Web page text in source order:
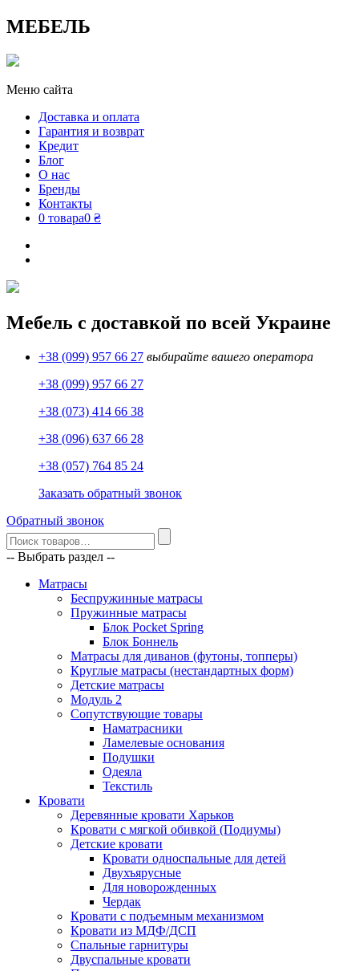
МЕБЕЛЬ
Меню сайта
Доставка и оплата
Гарантия и возврат
Кредит
Блог
О нас
Бренды
Контакты
0 товара0 ₴
Мебель с доставкой по всей Украине
+38 (099) 957 66 27 выбирайте вашего оператора
+38 (099) 957 66 27
+38 (073) 414 66 38
+38 (096) 637 66 28
+38 (057) 764 85 24
Заказать обратный звонок
Обратный звонок
-- Выбрать раздел --
Матрасы
Беспружинные матрасы
Пружинные матрасы
Блок Pocket Spring
Блок Боннель
Матрасы для диванов (футоны, топперы)
Круглые матрасы (нестандартных форм)
Детские матрасы
Модуль 2
Сопутствующие товары
Наматрасники
Ламелевые основания
Подушки
Одеяла
Текстиль
Кровати
Деревянные кровати Харьков
Кровати с мягкой обивкой (Подиумы)
Детские кровати
Кровати односпальные для детей
Двухъярусные
Для новорожденных
Чердак
Кровати с подъемным механизмом
Кровати из МДФ/ДСП
Спальные гарнитуры
Двуспальные кровати